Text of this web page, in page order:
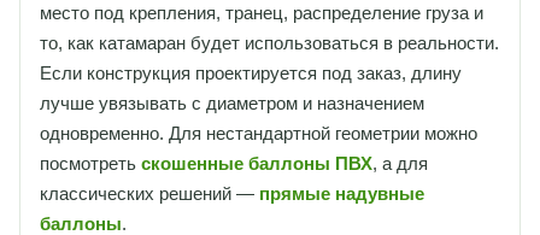
место под крепления, транец, распределение груза и
то, как катамаран будет использоваться в реальности.
Если конструкция проектируется под заказ, длину
лучше увязывать с диаметром и назначением
одновременно. Для нестандартной геометрии можно
посмотреть скошенные баллоны ПВХ, а для
классических решений — прямые надувные
баллоны.